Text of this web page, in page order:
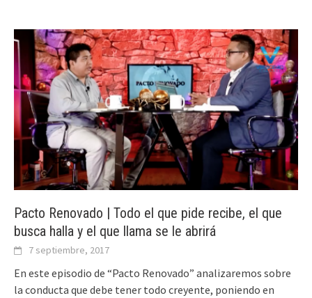
Pacto Renovado | Todo el que pide recibe, el que
busca halla y el que llama se le abrirá
7 septiembre, 2017
En este episodio de “Pacto Renovado” analizaremos sobre
la conducta que debe tener todo creyente, poniendo en